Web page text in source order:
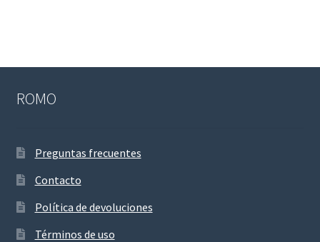
ROMO
Preguntas frecuentes
Contacto
Política de devoluciones
Términos de uso